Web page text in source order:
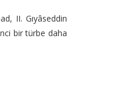
II. Gıyâseddin
bir türbe daha